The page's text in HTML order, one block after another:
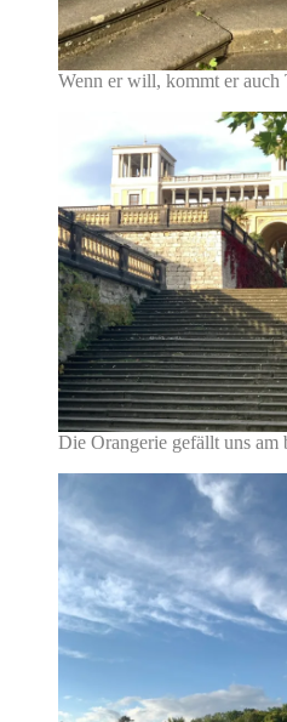
Wenn er will, kommt er auch
Die Orangerie gefällt uns am